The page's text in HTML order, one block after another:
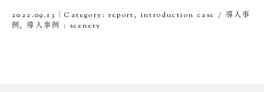
2022.09.13｜Category:report, introduction case / 導入事
例,導入事例 : scenery